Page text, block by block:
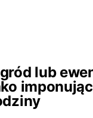
lub